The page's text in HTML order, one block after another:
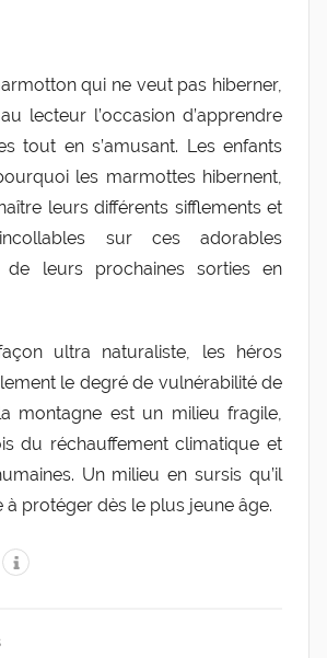
qui ne veut pas hiberner,
lecteur l’occasion d’apprendre
tout en s’amusant. Les enfants
les marmottes hibernent,
leurs différents sifflements et
sur ces adorables
de leurs prochaines sorties en
ultra naturaliste, les héros
le degré de vulnérabilité de
montagne est un milieu fragile,
du réchauffement climatique et
Un milieu en sursis qu’il
protéger dès le plus jeune âge.